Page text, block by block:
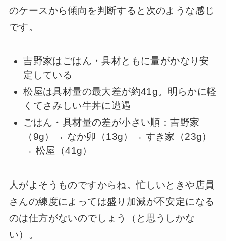
のケースから傾向を判断すると次のような感じ
です。
吉野家はごはん・具材ともに量がかなり安
定している
松屋は具材量の最大差が約41g。明らかに軽
くてさみしい牛丼に遭遇
ごはん・具材量の差が小さい順：吉野家
（9g）→ なか卯（13g）→ すき家（23g）
→ 松屋（41g）
人がよそうものですからね。忙しいときや店員
さんの練度によっては盛り加減が不安定になる
のは仕方がないのでしょう（と思うしかな
い）。